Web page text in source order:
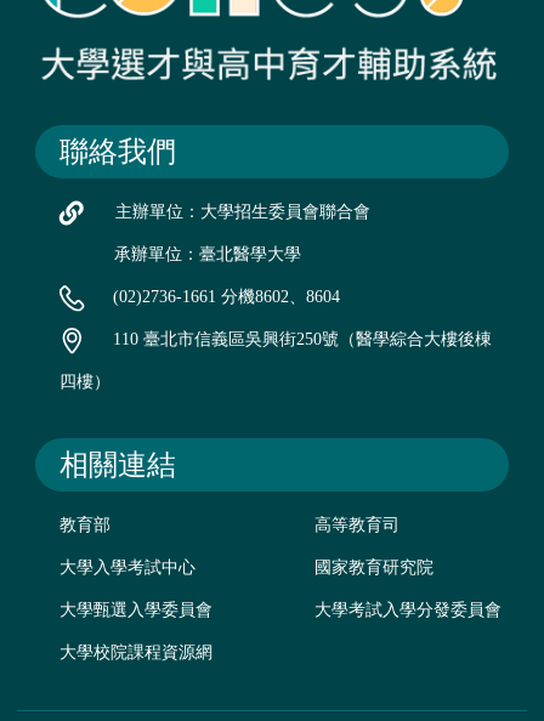
聯絡我們
主辦單位：大學招生委員會聯合會
承辦單位：臺北醫學大學
(02)2736-1661 分機8602、8604
110 臺北市信義區吳興街250號（醫學綜合大樓後棟
四樓）
相關連結
教育部 高等教育司
大學入學考試中心 國家教育研究院
大學甄選入學委員會 大學考試入學分發委員會
大學校院課程資源網